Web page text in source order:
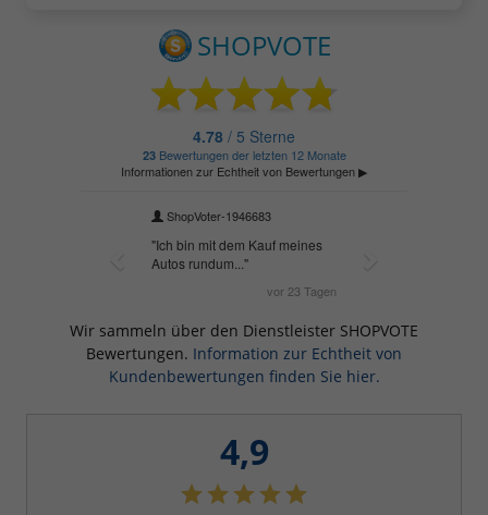
Wir sammeln über den Dienstleister SHOPVOTE
Bewertungen. Information zur Echtheit von
Kundenbewertungen finden Sie hier.
4,9